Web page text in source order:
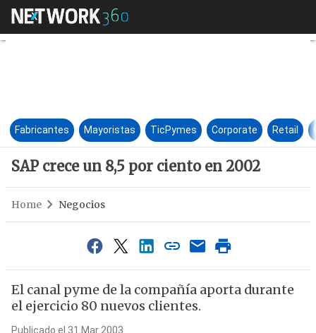
SAP crece un 8,5 por ciento
Fabricantes Mayoristas TicPymes Corporate Retail
SAP crece un 8,5 por ciento en 2002
Home Negocios
El canal pyme de la compañía aporta durante
el ejercicio 80 nuevos clientes.
Publicado el 31 Mar 2003